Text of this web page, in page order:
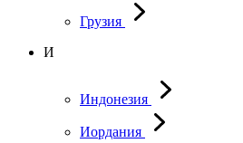
Грузия
И
Индонезия
Иордания